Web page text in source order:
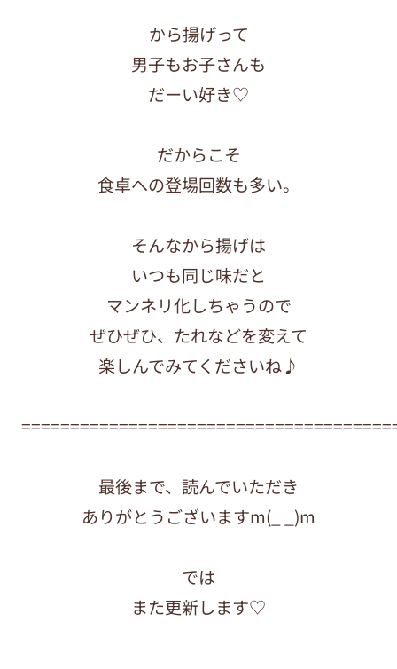
から揚げって
男子もお子さんも
だーい好き♡
だからこそ
食卓への登場回数も多い。
そんなから揚げは
いつも同じ味だと
マンネリ化しちゃうので
ぜひぜひ、たれなどを変えて
楽しんでみてくださいね♪
最後まで、読んでいただき
ありがとうございますm(_ _)m
では
また更新します♡